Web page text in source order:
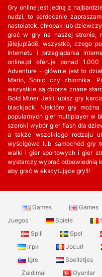
Gry online jest jedną z
nudzi, to serdecznie
nastolatek, chłopak lub
grać w gry na naszej stronie,
jālejuplādē, wszystko, czego
Internetu i przeglądarka
online.pl oferuje ponad
Adventure - głównie jest to
Mario, Sonic czy zbiornika.
wszystkie są dobrze znane
Gold Miner. Jeśli lubisz gry
blackjack. Niektóre gry
popularnych gier multiplayer w
szeroki wybór gier flash dla
a także wszelkiego rodzaju
wyścigowe lub samochód gry
walki i gier sportowych i gier
wystarczy wybrać odpowiednią
aby grać w ekscytujące gry!!!
Games Games
Juegos
Spiele
Spill
Spel
Ігри
Jocuri
Igre
Spelletjes
Zaidimai
Oyunlar